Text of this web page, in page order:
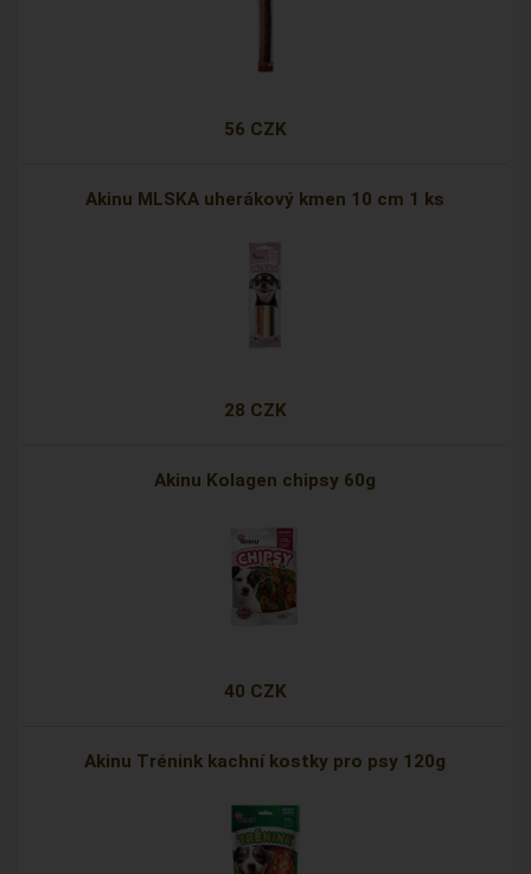
56 CZK
Akinu MLSKA uherákový kmen 10 cm 1 ks
28 CZK
Akinu Kolagen chipsy 60g
40 CZK
Akinu Trénink kachní kostky pro psy 120g